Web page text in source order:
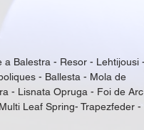
Balestra - Resor - Lehtijousi -
- Ballesta - Mola de
- Lisnata Opruga - Foi de Arc
Leaf Spring- Trapezfeder -